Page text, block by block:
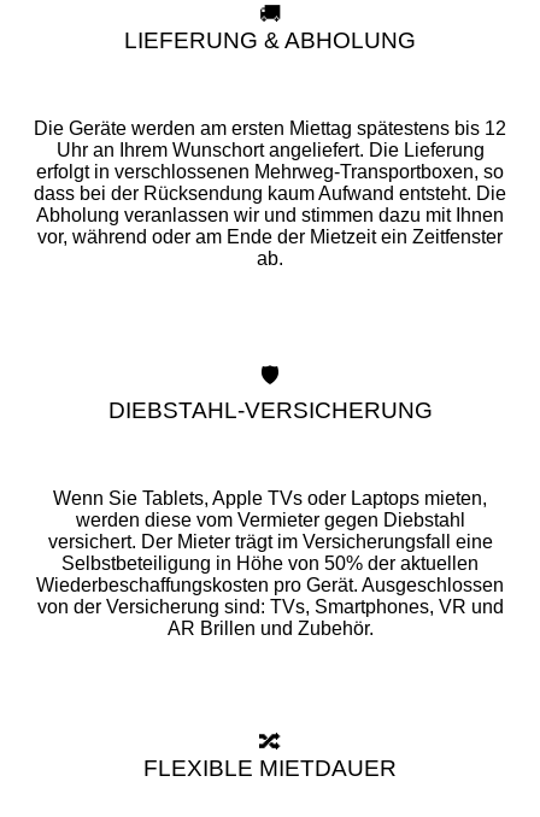
🚚
LIEFERUNG & ABHOLUNG
Die Geräte werden am ersten Miettag spätestens bis 12
Uhr an Ihrem Wunschort angeliefert. Die Lieferung
erfolgt in verschlossenen Mehrweg-Transportboxen, so
dass bei der Rücksendung kaum Aufwand entsteht. Die
Abholung veranlassen wir und stimmen dazu mit Ihnen
vor, während oder am Ende der Mietzeit ein Zeitfenster
ab.
🛡️
DIEBSTAHL-VERSICHERUNG
Wenn Sie Tablets, Apple TVs oder Laptops mieten,
werden diese vom Vermieter gegen Diebstahl
versichert. Der Mieter trägt im Versicherungsfall eine
Selbstbeteiligung in Höhe von 50% der aktuellen
Wiederbeschaffungskosten pro Gerät. Ausgeschlossen
von der Versicherung sind: TVs, Smartphones, VR und
AR Brillen und Zubehör.
🔀
FLEXIBLE MIETDAUER